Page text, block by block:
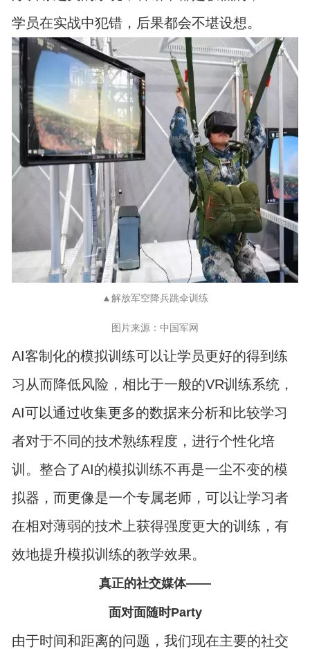
学员在实战中犯错，后果都会不堪设想。
▲解放军空降兵跳伞训练
图片来源：中国军网
AI客制化的模拟训练可以让学员更好的得到练
习从而降低风险，相比于一般的VR训练系统，
AI可以通过收集更多的数据来分析和比较学习
者对于不同的技术熟练程度，进行个性化培
训。整合了AI的模拟训练不再是一尘不变的模
拟器，而更像是一个专属老师，可以让学习者
在相对薄弱的技术上获得强度更大的训练，有
效地提升模拟训练的教学效果。
真正的社交媒体——
面对面随时Party
由于时间和距离的问题，我们现在主要的社交